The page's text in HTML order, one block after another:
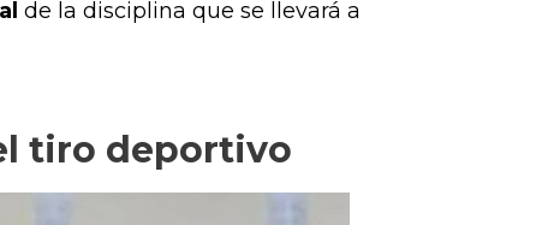
de la disciplina que se llevará a
tiro deportivo